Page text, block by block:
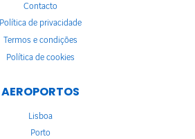
Contacto
Política de privacidade
Termos e condições
Política de cookies
AEROPORTOS
Lisboa
Porto